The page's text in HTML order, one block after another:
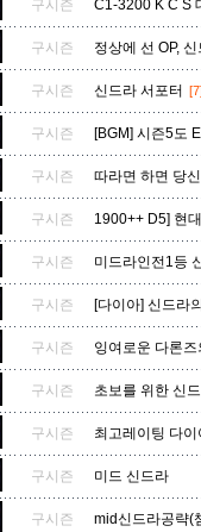
구시즌
C1-3200 K C S
구시즌
정상에 선 OP,
구시즌
신드라 서포터
구시즌
[BGM] 시즌5도
구시즌
따라면 하면 당
구시즌
1900++ D5] 현
구시즌 미드라인전1등
구시즌 [다이아] 신드라
구시즌 잉여로운 다론
구시즌 초보를 위한 신
구시즌 최고레이팅 다
구시즌 미드 신드라
구시즌 mid신드라공략(